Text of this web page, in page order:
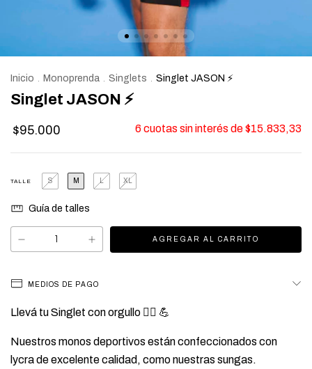
Inicio Monoprenda Singlets Singlet JASON ⚡
Singlet JASON ⚡
$95.000 6 cuotas sin interés de$15.833,33
TALLE S M L XL
Guía de talles
MEDIOS DE PAGO
Llevá tu Singlet con orgullo 🏳️‍🌈 💪
Nuestros monos deportivos están confeccionados con
lycra de excelente calidad, como nuestras sungas.